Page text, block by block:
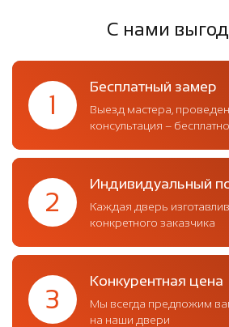
С нами
1
Бесплатный замер
Выезд мастера,
консультация – бесплатно
2
Индивидуальный
Каждая дверь
конкретного заказчика
3
Конкурентная цена
Мы всегда предложим
на наши двери